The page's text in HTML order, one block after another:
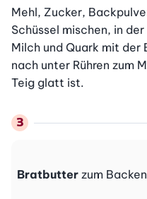
Mehl, Zucker,
Schüssel mischen, in
Milch und Quark mit der
nach unter Rühren zum
Teig glatt ist.
Bratbutter zum Backen